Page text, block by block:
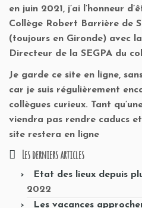
en juin 2021, j’ai l’honneur
Collège Robert Barrière de
(toujours en Gironde) avec
Directeur de la SEGPA du
Je garde ce site en ligne,
car je suis régulièrement
collègues curieux. Tant
viendra pas rendre caducs
site restera en ligne
Les derniers articles
Etat des lieux depuis
2022
Les vacances